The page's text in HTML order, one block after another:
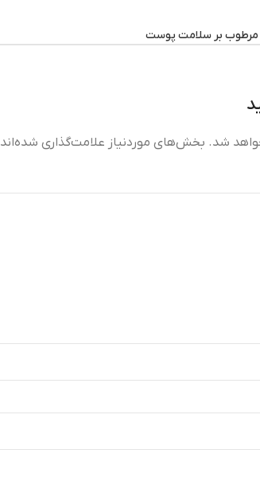
مرطوب بر سلامت پوست
شد. بخش‌های موردنیاز علامت‌گذاری شده‌اند